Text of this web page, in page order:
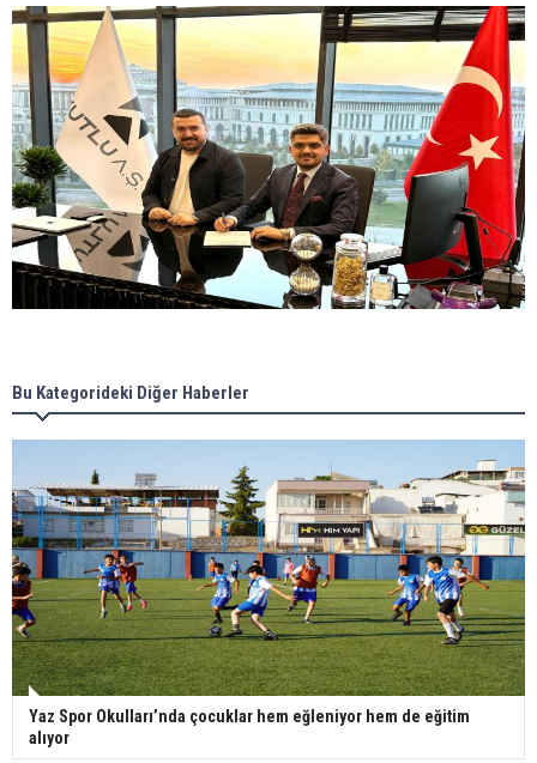
Bu Kategorideki Diğer Haberler
Yaz Spor Okulları’nda çocuklar hem eğleniyor hem de eğitim
alıyor